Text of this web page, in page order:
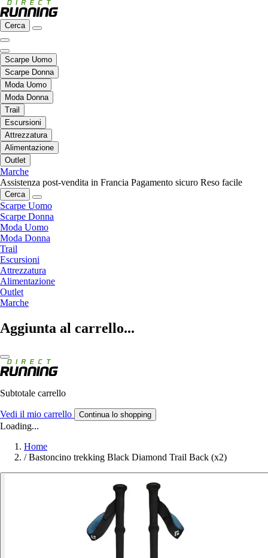
Cerca
Scarpe Uomo
Scarpe Donna
Moda Uomo
Moda Donna
Trail
Escursioni
Attrezzatura
Alimentazione
Outlet
Marche
Assistenza post-vendita in Francia Pagamento sicuro Reso facile
Cerca
Scarpe Uomo
Scarpe Donna
Moda Uomo
Moda Donna
Trail
Escursioni
Attrezzatura
Alimentazione
Outlet
Marche
Aggiunta al carrello...
Subtotale carrello
Vedi il mio carrello Continua lo shopping
Loading...
Home
/ Bastoncino trekking Black Diamond Trail Back (x2)